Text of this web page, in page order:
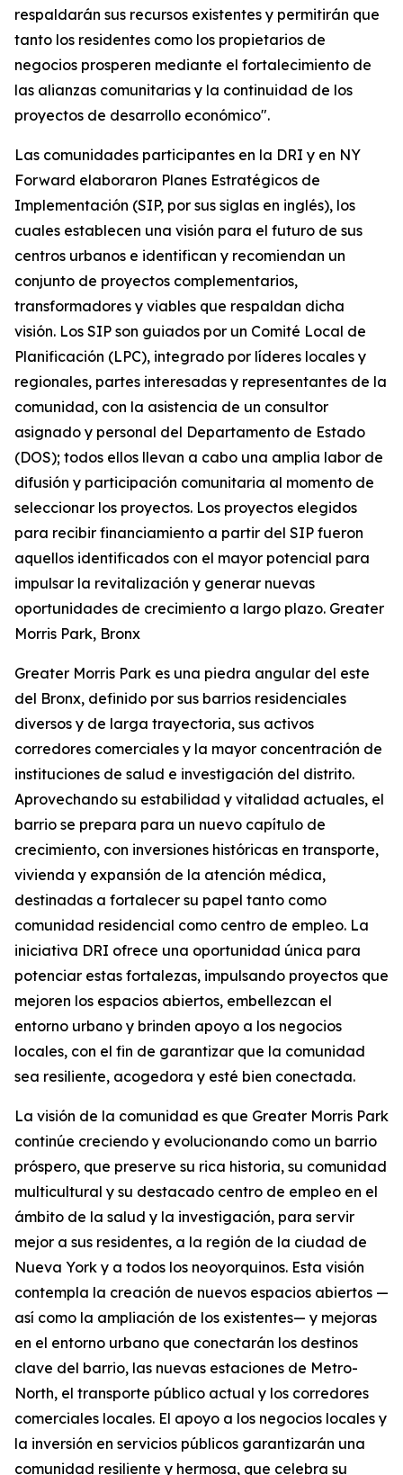
respaldarán sus recursos existentes y permitirán que
tanto los residentes como los propietarios de
negocios prosperen mediante el fortalecimiento de
las alianzas comunitarias y la continuidad de los
proyectos de desarrollo económico".
Las comunidades participantes en la DRI y en NY
Forward elaboraron Planes Estratégicos de
Implementación (SIP, por sus siglas en inglés), los
cuales establecen una visión para el futuro de sus
centros urbanos e identifican y recomiendan un
conjunto de proyectos complementarios,
transformadores y viables que respaldan dicha
visión. Los SIP son guiados por un Comité Local de
Planificación (LPC), integrado por líderes locales y
regionales, partes interesadas y representantes de la
comunidad, con la asistencia de un consultor
asignado y personal del Departamento de Estado
(DOS); todos ellos llevan a cabo una amplia labor de
difusión y participación comunitaria al momento de
seleccionar los proyectos. Los proyectos elegidos
para recibir financiamiento a partir del SIP fueron
aquellos identificados con el mayor potencial para
impulsar la revitalización y generar nuevas
oportunidades de crecimiento a largo plazo. Greater
Morris Park, Bronx
Greater Morris Park es una piedra angular del este
del Bronx, definido por sus barrios residenciales
diversos y de larga trayectoria, sus activos
corredores comerciales y la mayor concentración de
instituciones de salud e investigación del distrito.
Aprovechando su estabilidad y vitalidad actuales, el
barrio se prepara para un nuevo capítulo de
crecimiento, con inversiones históricas en transporte,
vivienda y expansión de la atención médica,
destinadas a fortalecer su papel tanto como
comunidad residencial como centro de empleo. La
iniciativa DRI ofrece una oportunidad única para
potenciar estas fortalezas, impulsando proyectos que
mejoren los espacios abiertos, embellezcan el
entorno urbano y brinden apoyo a los negocios
locales, con el fin de garantizar que la comunidad
sea resiliente, acogedora y esté bien conectada.
La visión de la comunidad es que Greater Morris Park
continúe creciendo y evolucionando como un barrio
próspero, que preserve su rica historia, su comunidad
multicultural y su destacado centro de empleo en el
ámbito de la salud y la investigación, para servir
mejor a sus residentes, a la región de la ciudad de
Nueva York y a todos los neoyorquinos. Esta visión
contempla la creación de nuevos espacios abiertos —
así como la ampliación de los existentes— y mejoras
en el entorno urbano que conectarán los destinos
clave del barrio, las nuevas estaciones de Metro-
North, el transporte público actual y los corredores
comerciales locales. El apoyo a los negocios locales y
la inversión en servicios públicos garantizarán una
comunidad resiliente y hermosa, que celebra su